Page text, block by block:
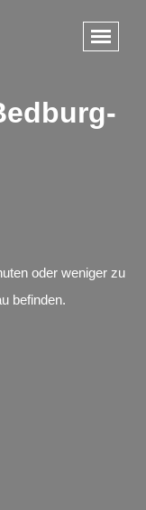
oder weniger zu
befinden.